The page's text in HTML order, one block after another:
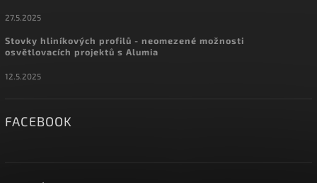
27.5.2025
Stovky hliníkových profilů - neomezené možnosti
osvětlovacích projektů s Alumia
12.5.2025
FACEBOOK